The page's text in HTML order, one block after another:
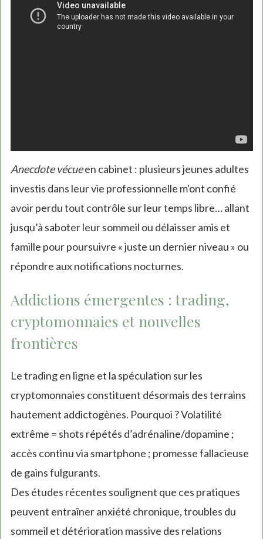
Anecdote vécueen cabinet : plusieurs jeunes adultes
investis dans leur vie professionnelle m'ont confié
avoir perdu tout contrôle sur leur temps libre… allant
jusqu’à saboter leur sommeil ou délaisser amis et
famille pour poursuivre « juste un dernier niveau » ou
répondre aux notifications nocturnes.
Addictions émergentes : trading,
cryptomonnaies et nouvelles
frontières
Le trading en ligne et la spéculation sur les
cryptomonnaies constituent désormais des terrains
hautement addictogènes. Pourquoi ? Volatilité
extrême = shots répétés d’adrénaline/dopamine ;
accès continu via smartphone ; promesse fallacieuse
de gains fulgurants.
Des études récentes soulignent que ces pratiques
peuvent entraîner anxiété chronique, troubles du
sommeil et détérioration massive des relations